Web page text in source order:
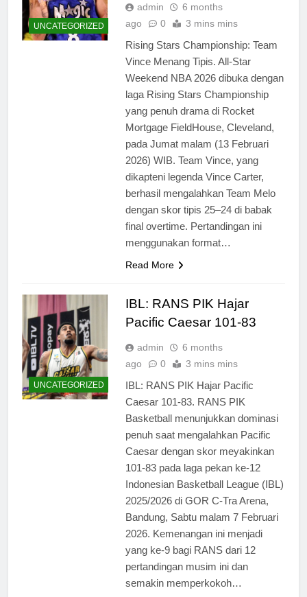
UNCATEGORIZED
admin
6 months
ago
0 3 mins mins
Rising Stars Championship: Team
Vince Menang Tipis. All-Star
Weekend NBA 2026 dibuka dengan
laga Rising Stars Championship
yang penuh drama di Rocket
Mortgage FieldHouse, Cleveland,
pada Jumat malam (13 Februari
2026) WIB. Team Vince, yang
dikapteni legenda Vince Carter,
berhasil mengalahkan Team Melo
dengan skor tipis 25–24 di babak
final overtime. Pertandingan ini
menggunakan format…
Read More
UNCATEGORIZED
IBL: RANS PIK Hajar
Pacific Caesar 101-83
admin
6 months
ago
0 3 mins mins
IBL: RANS PIK Hajar Pacific
Caesar 101-83. RANS PIK
Basketball menunjukkan dominasi
penuh saat mengalahkan Pacific
Caesar dengan skor meyakinkan
101-83 pada laga pekan ke-12
Indonesian Basketball League (IBL)
2025/2026 di GOR C-Tra Arena,
Bandung, Sabtu malam 7 Februari
2026. Kemenangan ini menjadi
yang ke-9 bagi RANS dari 12
pertandingan musim ini dan
semakin memperkokoh…